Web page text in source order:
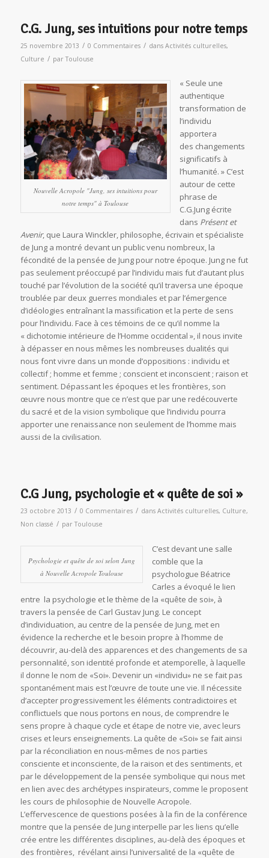
C.G. Jung, ses intuitions pour notre temps
25 novembre 2013 / 0 Commentaires / dans Activités culturelles,
Culture / parToulouse
Nouvelle Acropole "Jung, ses intuitions pour
notre temps" à Toulouse
« Seule une
authentique
transformation de
l’individu
apportera
des changements
significatifs à
l’humanité. » C’est
autour de cette
phrase de
C.G.Jung écrite
dans Présent et
Avenir, que Laura Winckler, philosophe, écrivain et spécialiste
de Jung a montré devant un public venu nombreux, la
fécondité de la pensée de Jung pour notre époque. Jung ne fut
pas seulement préoccupé par l’individu mais fut d’autant plus
touché par l’évolution de la société qu’il traversa une époque
troublée par deux guerres mondiales et par l’émergence
d’idéologies entraînant la massification et la perte de sens
pour l’individu. Face à ces témoins de ce qu’il nomme la
« dichotomie intérieure de l’Homme occidental », il nous invite
à dépasser en nous mêmes les nombreuses dualités qui
nous font vivre dans un monde d’oppositions : individu et
collectif ; homme et femme ; conscient et inconscient ; raison et
sentiment. Dépassant les époques et les frontières, son
œuvre nous montre que ce n’est que par une redécouverte
du sacré et de la vision symbolique que l’individu pourra
apporter une renaissance non seulement de l’homme mais
aussi de la civilisation.
C.G Jung, psychologie et « quête de soi »
23 octobre 2013 / 0 Commentaires / dans Activités culturelles, Culture,
Non classé / parToulouse
Psychologie et quête de soi selon Jung
à Nouvelle Acropole Toulouse
C’est devant une salle
comble que la
psychologue Béatrice
Carles a évoqué le lien
entre la psychologie et le thème de la «quête de soi», à
travers la pensée de Carl Gustav Jung. Le concept
d’individuation, au centre de la pensée de Jung, met en
évidence la recherche et le besoin propre à l’homme de
découvrir, au-delà des apparences et des changements de sa
personnalité, son identité profonde et atemporelle, à laquelle
il donne le nom de «Soi». Devenir un «individu» ne se fait pas
spontanément mais est l’œuvre de toute une vie. Il nécessite
d’accepter progressivement les éléments contradictoires et
conflictuels que nous portons en nous, de comprendre le
sens propre à chaque cycle et étape de notre vie, avec leurs
crises et leurs enseignements. La quête de «Soi» se fait ainsi
par la réconciliation en nous-mêmes de nos parties
consciente et inconsciente, de la raison et des sentiments, et
par le développement de la pensée symbolique qui nous met
en lien avec des archétypes inspirateurs, comme le proposent
les cours de philosophie de Nouvelle Acropole.
L’effervescence de questions posées à la fin de la conférence
montre que la pensée de Jung interpelle par les liens qu’elle
crée entre les différentes disciplines, au-delà des époques et
des frontières, révélant ainsi l’universalité de la «quête de